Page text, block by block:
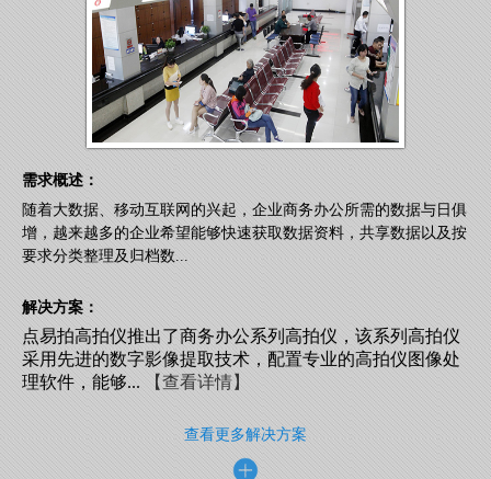
需求概述：
随着大数据、移动互联网的兴起，企业商务办公所需的数据与日俱
增，越来越多的企业希望能够快速获取数据资料，共享数据以及按
要求分类整理及归档数...
解决方案：
点易拍高拍仪推出了商务办公系列高拍仪，该系列高拍仪
采用先进的数字影像提取技术，配置专业的高拍仪图像处
理软件，能够...【查看详情】
查看更多解决方案